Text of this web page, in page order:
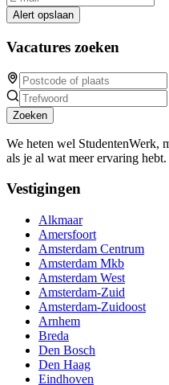
Alert opslaan
Vacatures zoeken
Zoeken
We heten wel StudentenWerk,
als je al wat meer ervaring
Vestigingen
Alkmaar
Amersfoort
Amsterdam Centrum
Amsterdam Mkb
Amsterdam West
Amsterdam-Zuid
Amsterdam-Zuidoost
Arnhem
Breda
Den Bosch
Den Haag
Eindhoven